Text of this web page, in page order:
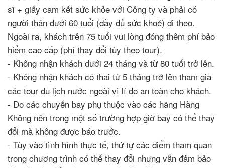
sĩ + giấy cam kết sức khỏe với Công ty và phải có
người thân dưới 60 tuổi (đầy đủ sức khoẻ) đi theo.
Ngoài ra, khách trên 75 tuổi vui lòng đóng thêm phí bảo
hiểm cao cấp (phí thay đổi tùy theo tour).
- Không nhận khách dưới 24 tháng và từ 80 tuổi trở lên.
- Không nhận khách có thai từ 5 tháng trở lên tham gia
các tour du lịch nước ngoài vì lí do an toàn cho khách.
- Do các chuyến bay phụ thuộc vào các hãng Hàng
Không nên trong một số trường hợp giờ bay có thể thay
đổi mà không được báo trước.
- Tùy vào tình hình thực tế, thứ tự các điểm tham quan
trong chương trình có thể thay đổi nhưng vẫn đảm bảo